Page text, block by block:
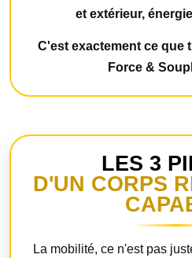
et extérieur,
C'est exactement ce que
Force &
LES 3
D'UN CORPS
La mobilité, ce n'est pas